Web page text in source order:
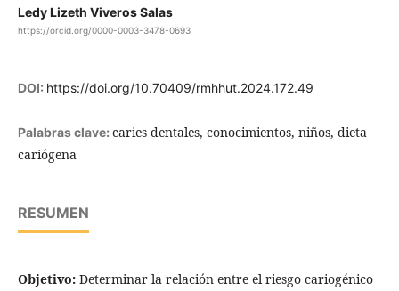
Ledy Lizeth Viveros Salas
https://orcid.org/0000-0003-3478-0693
DOI: https://doi.org/10.70409/rmhhut.2024.172.49
Palabras clave: caries dentales, conocimientos, niños, dieta
cariógena
RESUMEN
Objetivo:Determinar la relación entre el riesgo cariogénico